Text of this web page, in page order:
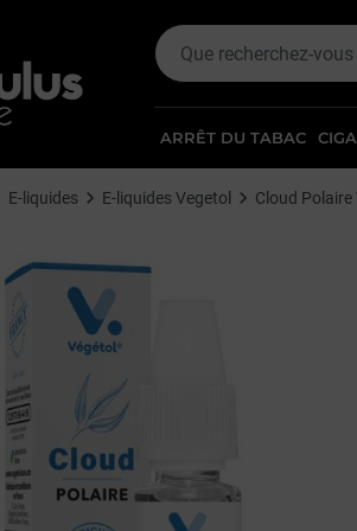
ARRÊT DU TABAC
E-liquides E-liquides Vegetol Cloud